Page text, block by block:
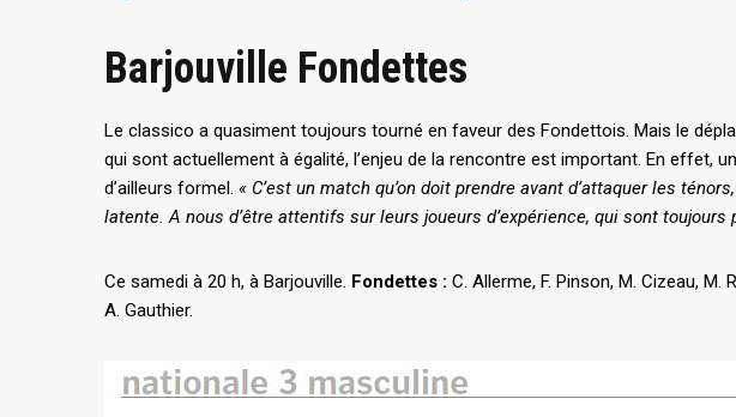
Barjouville Fondettes
Le classico a quasiment toujours tourné en faveur des Fondettois. Mais le
qui sont actuellement à égalité, l’enjeu de la rencontre est important. En effet,
d’ailleurs formel. « C’est un match qu’on doit prendre avant d’attaquer les ténors,
latente. A nous d’être attentifs sur leurs joueurs d’expérience, qui sont
Ce samedi à 20 h, à Barjouville. Fondettes : C. Allerme, F. Pinson, M. Cizeau, M.
A. Gauthier.